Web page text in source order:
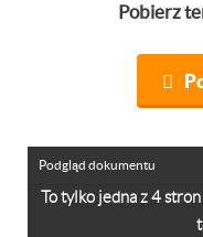
Pobierz
To tylko jedna z 4
Podgląd dokumentu